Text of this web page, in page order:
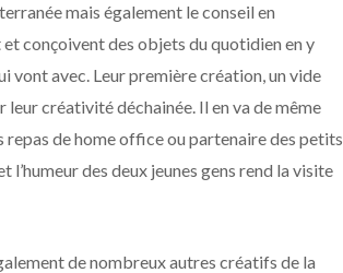
mais également le conseil en
conçoivent des objets du quotidien en y
avec. Leur première création, un vide
créativité déchainée. Il en va de même
de home office ou partenaire des petits
des deux jeunes gens rend la visite
de nombreux autres créatifs de la